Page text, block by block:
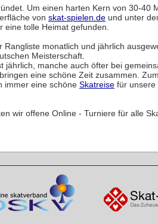
Um einen harten Kern von 30-40
von skat-spielen.de und unter
eine tolle Heimat gefunden.
monatlich und jährlich
Meisterschaft.
jährlich, manche auch öfter bei
eine schöne Zeit zusammen.
immer eine schöne Skatreise für unsere
wir offene Online - Turniere für alle